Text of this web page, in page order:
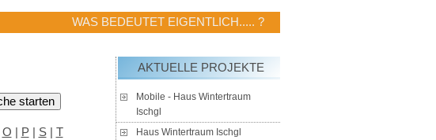
WAS BEDEUTET EIGENTLICH..... ?
O P| S| T
AKTUELLE PROJEKTE
Mobile - Haus Wintertraum
Ischgl
Haus Wintertraum Ischgl